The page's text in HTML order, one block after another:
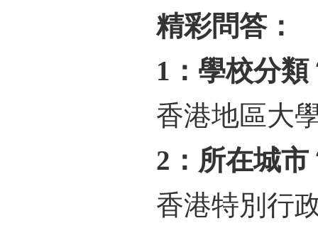
精彩問答：
1：學校分類
香港地區大
2：所在城市
香港特別行